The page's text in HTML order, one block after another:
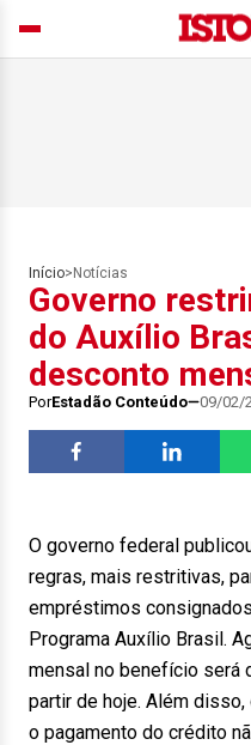
Início> Notícias
Governo
do Auxílio
desconto
PorEstadão Conteúdo 09/02/
O governo federal
regras, mais restritivas,
empréstimos
Programa Auxílio Brasil.
mensal no benefício será
partir de hoje. Além
o pagamento do crédito